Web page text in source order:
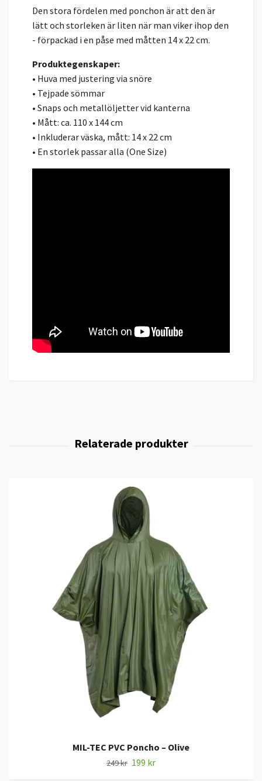
Den stora fördelen med ponchon är att den är
lätt och storleken är liten när man viker ihop den
- förpackad i en påse med måtten 14 x 22 cm.
Produktegenskaper:
• Huva med justering via snöre
• Tejpade sömmar
• Snaps och metallöljetter vid kanterna
• Mått: ca. 110 x 144 cm
• Inkluderar väska, mått: 14 x 22 cm
• En storlek passar alla (One Size)
MIL-TEC PVC Poncho – Olive
249 kr 199 kr